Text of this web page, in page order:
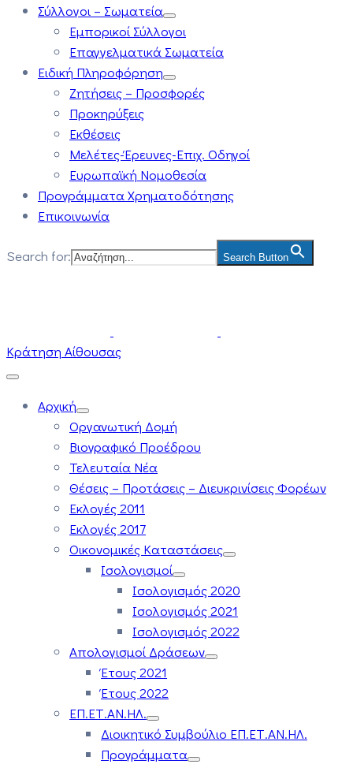
Σύλλογοι – Σωματεία
Εμπορικοί Σύλλογοι
Επαγγελματικά Σωματεία
Ειδική Πληροφόρηση
Ζητήσεις – Προσφορές
Προκηρύξεις
Εκθέσεις
Μελέτες-Έρευνες-Επιχ. Οδηγοί
Ευρωπαϊκή Νομοθεσία
Προγράμματα Χρηματοδότησης
Επικοινωνία
Search for: Search Button
Κράτηση Αίθουσας
Αρχική
Οργανωτική Δομή
Βιογραφικό Προέδρου
Τελευταία Νέα
Θέσεις – Προτάσεις – Διευκρινίσεις Φορέων
Εκλογές 2011
Εκλογές 2017
Οικονομικές Καταστάσεις
Ισολογισμοί
Ισολογισμός 2020
Ισολογισμός 2021
Ισολογισμός 2022
Απολογισμοί Δράσεων
Έτους 2021
Έτους 2022
ΕΠ.ΕΤ.ΑΝ.ΗΛ.
Διοικητικό Συμβούλιο ΕΠ.ΕΤ.ΑΝ.ΗΛ.
Προγράμματα